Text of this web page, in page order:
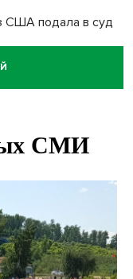
США подала в суд
25 тысяч
в